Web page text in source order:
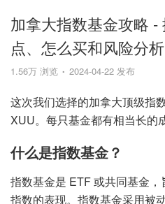
加拿大指数基金攻略
点、怎么买和风险分析
1.56万 浏览 2024-04-22 发布
这次我们选择的加拿大顶级指
XUU。每只基金都有相当长的
什么是指数基金？
指数基金是 ETF 或共同基金
指数的表现。指数基金采用被